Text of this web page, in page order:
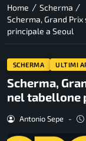
Home / Scherma /
Scherma, Grand
principale a Seoul
SCHERMA ULTIMI
Scherma,
nel tabellone
Antonio Sepe -